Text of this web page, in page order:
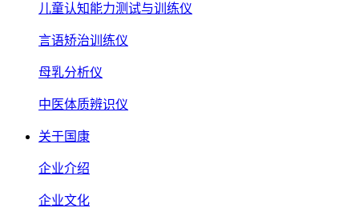
儿童认知能力测试与训练仪
言语矫治训练仪
母乳分析仪
中医体质辨识仪
关于国康
企业介绍
企业文化